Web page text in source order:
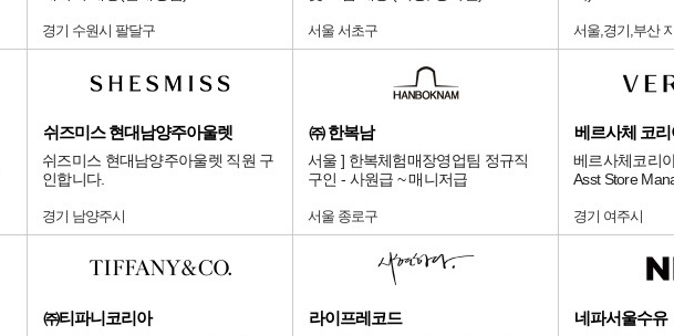
경기 수원시 팔달구 서울 서초구 서울,경기,부산
쉬즈미스 현대남양주아울렛
쉬즈미스 현대남양주아울렛 직원 구
인합니다.
경기 남양주시
㈜ 한복남
서울 ] 한복체험매장영업팀 정규직
구인 - 사원급 ~ 매니저급
서울 종로구
베르사체 코리
베르사체코리
Asst Store
경기 여주시
㈜티파니코리아 라이프레코드 네파서울수유